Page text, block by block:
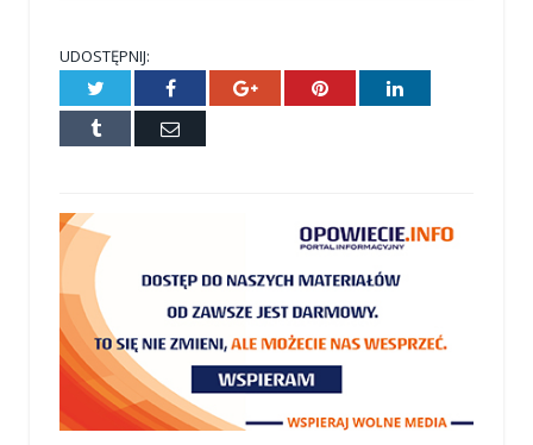
UDOSTĘPNIJ:
Twitter Facebook Google+ Pinterest LinkedIn
Tumblr
E-